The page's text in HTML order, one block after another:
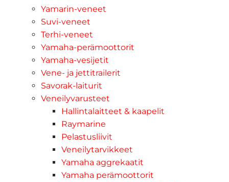
Yamarin-veneet
Suvi-veneet
Terhi-veneet
Yamaha-perämoottorit
Yamaha-vesijetit
Vene- ja jettitrailerit
Savorak-laiturit
Veneilyvarusteet
Hallintalaitteet & kaapelit
Raymarine
Pelastusliivit
Veneilytarvikkeet
Yamaha aggrekaatit
Yamaha perämoottorit